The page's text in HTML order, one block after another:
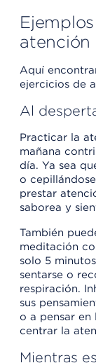
atención
Aquí
ejercicios de
Al
Practicar la
mañana
día. Ya sea
o
prestar
saborea y
También
meditación
solo 5
sentarse o
respiración.
sus
o a pensar en
centrar la
Mientras